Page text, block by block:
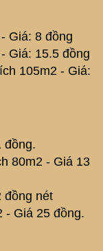
Giá: 8 đồng
Giá: 15.5 đồng
105m2 - Giá:
đồng.
80m2 - Giá 13
đồng nét
- Giá 25 đồng.